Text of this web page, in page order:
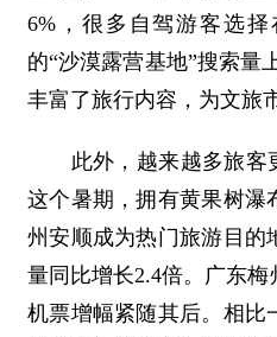
6%，很多自驾游客选
的“沙漠露营基地”搜索量
丰富了旅行内容，为文旅
此外，越来越多旅客更
这个暑期，拥有黄果树瀑
州安顺成为热门旅游目的
量同比增长2.4倍。广东
机票增幅紧随其后。相比